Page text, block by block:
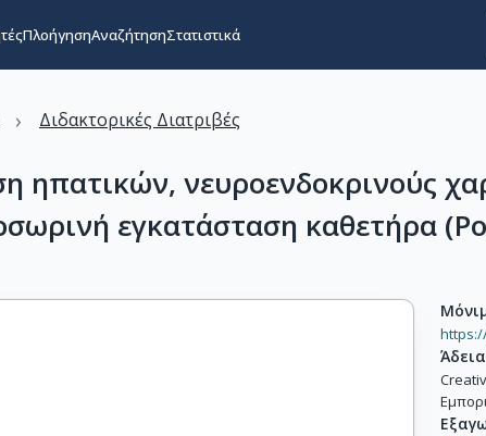
ΠλοήγησηΑναζήτησηΣτατιστικά
› Διδακτορικές Διατριβές
ηπατικών, νευροενδοκρινούς
εγκατάσταση καθετήρα